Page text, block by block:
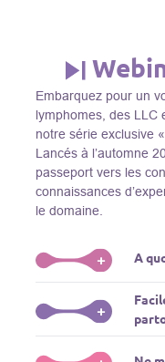
Embarquez pour un
lymphomes, des LLC
notre série exclusive
Lancés à l’automne
passeport vers les
connaissances
le domaine.
+ A
Plongez-vous dans
apportons des
+